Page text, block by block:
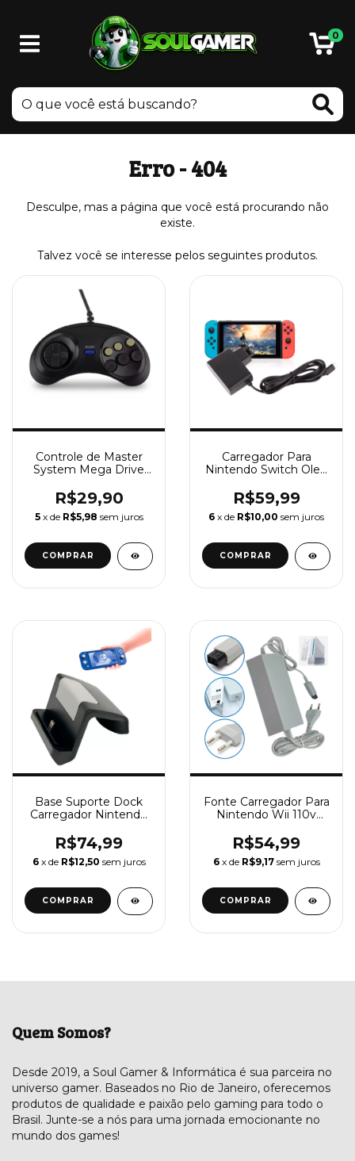
0
Erro - 404
Desculpe, mas a página que você está procurando não
existe.
Talvez você se interesse pelos seguintes produtos.
Controle de Master
System Mega Drive
R$29,90
5 x de R$5,98 sem juros
Carregador Para
Nintendo Switch Oled
Lite Fonte 100-240v
Bivolt
R$59,99
6 x de R$10,00 sem juros
Base Suporte Dock
Carregador Nintendo
R$74,99
6 x de R$12,50 sem juros
Fonte Carregador Para
Nintendo Wii 110v
R$54,99
6 x de R$9,17 sem juros
Quem Somos?
Desde 2019, a Soul Gamer & Informática é sua parceira no
universo gamer. Baseados no Rio de Janeiro, oferecemos
produtos de qualidade e paixão pelo gaming para todo o
Brasil. Junte-se a nós para uma jornada emocionante no
mundo dos games!